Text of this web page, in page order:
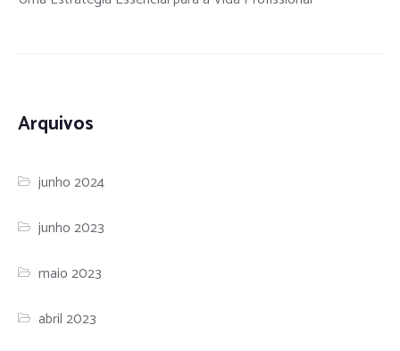
Arquivos
junho 2024
junho 2023
maio 2023
abril 2023